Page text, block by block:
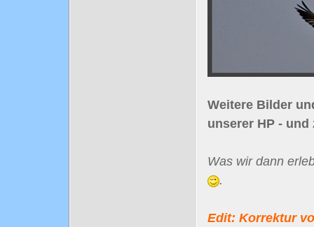
Weitere Bilder
unserer HP -
Was wir dann
.
Edit: Korrektur